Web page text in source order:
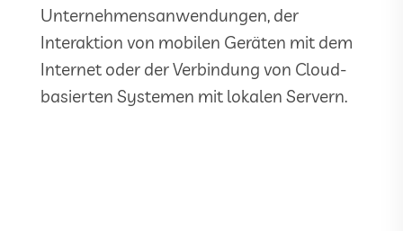
Unternehmensanwendungen, der
Interaktion von mobilen Geräten mit dem
Internet oder der Verbindung von Cloud-
basierten Systemen mit lokalen Servern.